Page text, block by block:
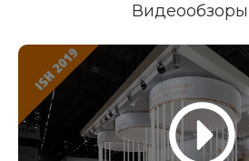
Видеообзоры